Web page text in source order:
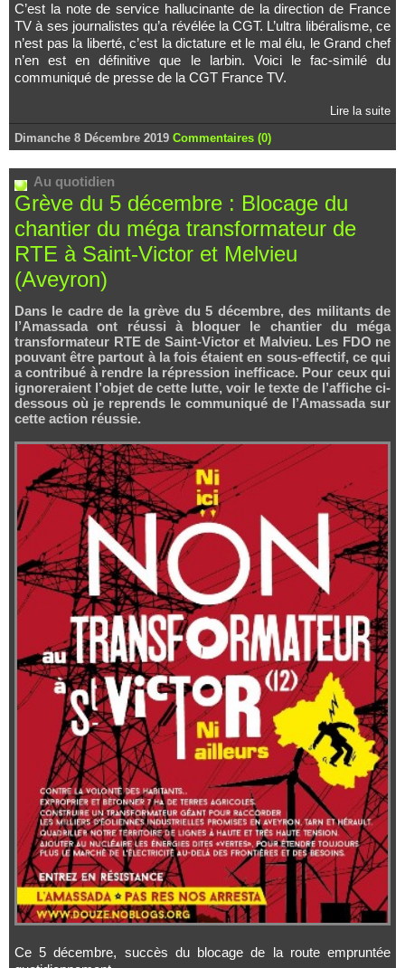
C’est la note de service hallucinante de la direction de France
TV à ses journalistes qu’a révélée la CGT. L’ultra libéralisme, ce
n’est pas la liberté, c’est la dictature et le mal élu, le Grand chef
n’en est en définitive que le larbin. Voici le fac-similé du
communiqué de presse de la CGT France TV.
Lire la suite
Dimanche 8 Décembre 2019 Commentaires (0)
Au quotidien
Grève du 5 décembre : Blocage du
chantier du méga transformateur de
RTE à Saint-Victor et Melvieu
(Aveyron)
Dans le cadre de la grève du 5 décembre, des militants de
l’Amassada ont réussi à bloquer le chantier du méga
transformateur RTE de Saint-Victor et Malvieu. Les FDO ne
pouvant être partout à la fois étaient en sous-effectif, ce qui
a contribué à rendre la répression inefficace. Pour ceux qui
ignoreraient l’objet de cette lutte, voir le texte de l’affiche ci-
dessous où je reprends le communiqué de l’Amassada sur
cette action réussie.
Ce 5 décembre, succès du blocage de la route empruntée